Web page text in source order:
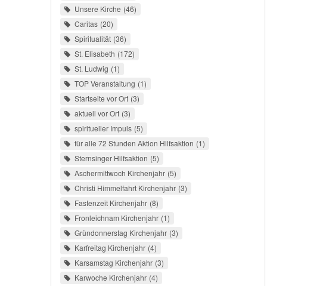
Unsere Kirche 46
Caritas 20
Spiritualität 36
St. Elisabeth 172
St. Ludwig 1
TOP Veranstaltung 1
Startseite vor Ort 3
aktuell vor Ort 3
spiritueller Impuls 5
für alle 72 Stunden Aktion Hilfsaktion 1
Sternsinger Hilfsaktion 5
Aschermittwoch Kirchenjahr 5
Christi Himmelfahrt Kirchenjahr 3
Fastenzeit Kirchenjahr 8
Fronleichnam Kirchenjahr 1
Gründonnerstag Kirchenjahr 3
Karfreitag Kirchenjahr 4
Karsamstag Kirchenjahr 3
Karwoche Kirchenjahr 4